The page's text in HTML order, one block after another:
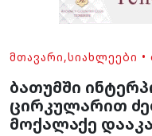
ᲛᲗᲐᲕᲐᲠᲘ,ᲡᲘᲐᲮᲚᲔᲔᲑᲘ •
ბათუმში
ცირკულარით
მოქალაქე